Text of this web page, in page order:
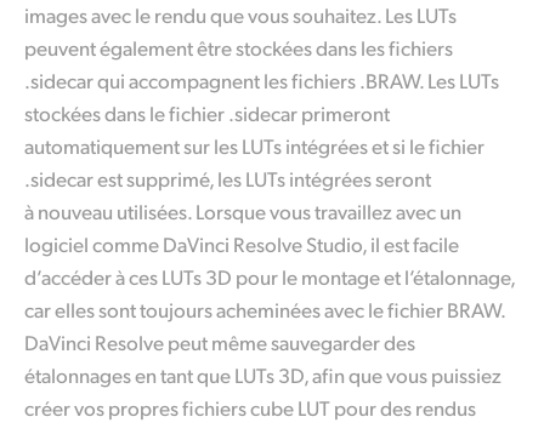
images avec le rendu que vous souhaitez. Les LUTs
peuvent également être stockées dans les fichiers
.sidecar qui accompagnent les fichiers .BRAW. Les LUTs
stockées dans le fichier .sidecar primeront
automatiquement sur les LUTs intégrées et si le fichier
.sidecar est supprimé, les LUTs intégrées seront
à nouveau utilisées. Lorsque vous travaillez avec un
logiciel comme DaVinci Resolve Studio, il est facile
d’accéder à ces LUTs 3D pour le montage et l’étalonnage,
car elles sont toujours acheminées avec le fichier BRAW.
DaVinci Resolve peut même sauvegarder des
étalonnages en tant que LUTs 3D, afin que vous puissiez
créer vos propres fichiers cube LUT pour des rendus